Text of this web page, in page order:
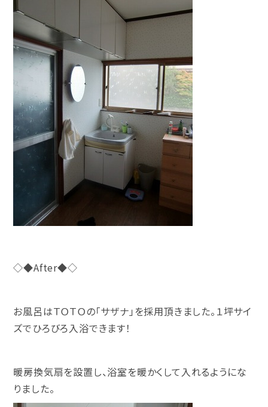
◇◆After◆◇
お風呂はＴＯＴＯの「サザナ」を採用頂きました。１坪サイ
ズでひろびろ入浴できます！
暖房換気扇を設置し、浴室を暖かくして入れるようにな
りました。